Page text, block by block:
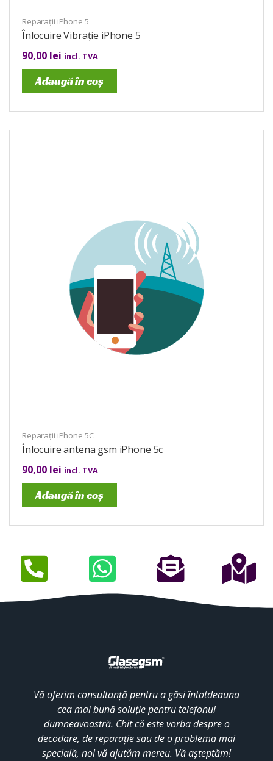
Reparații iPhone 5
Înlocuire Vibrație iPhone 5
90,00 lei incl. TVA
Adaugă în coș
Reparații iPhone 5C
Înlocuire antena gsm iPhone 5c
90,00 lei incl. TVA
Adaugă în coș
Vă oferim consultanță pentru a găsi întotdeauna
cea mai bună soluție pentru telefonul
dumneavoastră. Chit că este vorba despre o
decodare, de reparație sau de o problema mai
specială, noi vă ajutăm mereu. Vă așteptăm!